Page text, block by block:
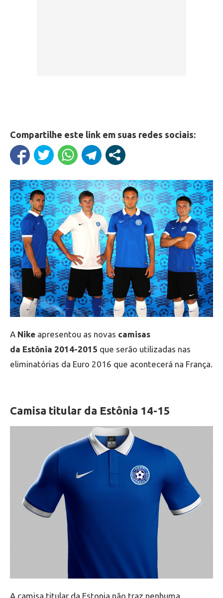
Compartilhe este link em suas redes sociais:
A Nike apresentou as novas camisas
da Estônia 2014-2015 que serão utilizadas nas
eliminatórias da Euro 2016 que acontecerá na França.
Camisa titular da Estônia 14-15
A camisa titular da Estonia não traz nenhuma